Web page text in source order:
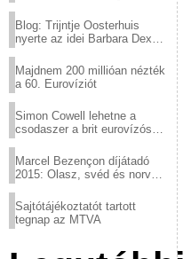
Blog: Trijntje Oosterhuis
nyerte az idei Barbara Dex
Majdnem 200 millióan nézték
a 60. Eurovíziót
Simon Cowell lehetne a
csodaszer a brit eurovízós
Marcel Bezençon díjátadó
2015: Olasz, svéd és norvég
Sajtótájékoztatót tartott
tegnap az MTVA